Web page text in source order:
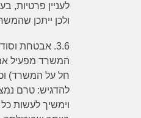
לעניין פרטיות,
ולכן ייתכן
3.6. אבטחת
המשרד מפעיל
חל על המשרד)
להדגיש: טרם
וימשיך לעשות